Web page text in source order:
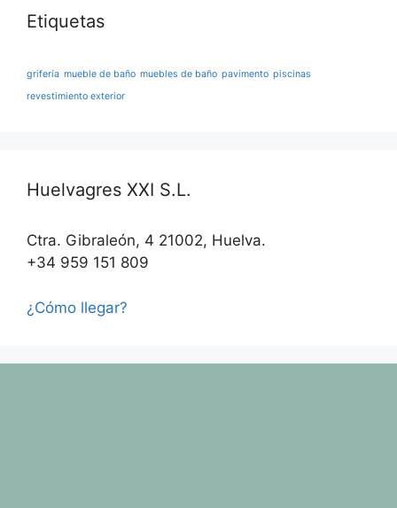
Etiquetas
grifería mueble de baño muebles de baño pavimento piscinas
revestimiento exterior
Huelvagres XXI S.L.
Ctra. Gibraleón, 4 21002, Huelva.
+34 959 151 809
¿Cómo llegar?